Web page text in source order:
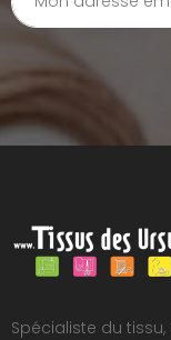
Spécialiste du